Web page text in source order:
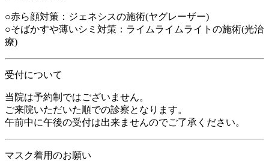
○赤ら顔対策：ジェネシスの施術(ヤグレーザー)
○そばかすや薄いシミ対策：ライムライムライトの施術(光治
療)
受付について
当院は予約制ではございません。
ご来院いただいた順での診察となります。
午前中に午後の受付は出来ませんのでご了承ください。
マスク着用のお願い